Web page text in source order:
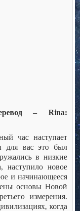
– Rina:
час наступает
для вас это был
в низкие
наступило новое
и начинающееся
основы Новой
измерения.
когда